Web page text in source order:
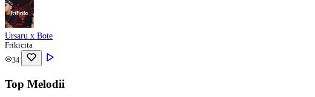
Ursaru x Bote
Frikicita
34
Top Melodii